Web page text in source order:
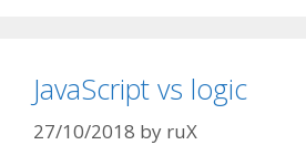
JavaScript vs logic
27/10/2018 by ruX